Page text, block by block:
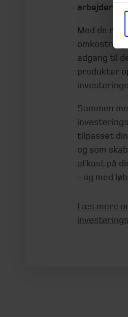
arbejder for
Med de
adgang til
produkter
Sammen
tilpasset
og som
afkast på
– og med
Læs mere